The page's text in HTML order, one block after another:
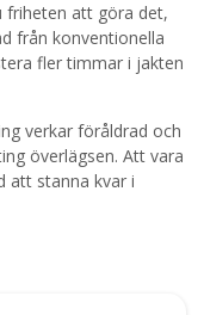
friheten att göra det,
från konventionella
fler timmar i jakten
verkar föråldrad och
överlägsen. Att vara
att stanna kvar i